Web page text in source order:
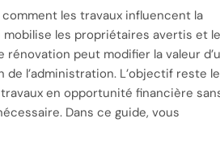
les travaux influencent la
les propriétaires avertis et
rénovation peut modifier la valeur
l’administration. L’objectif reste le
en opportunité financière
Dans ce guide, vous